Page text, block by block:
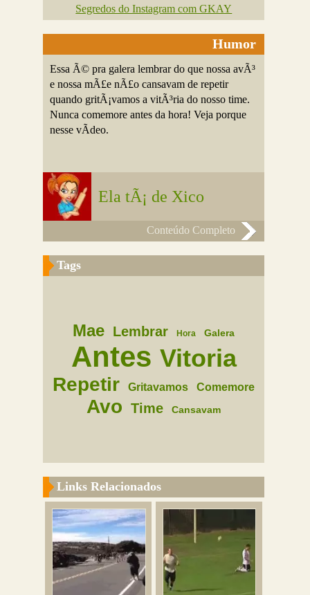
Segredos do Instagram com GKAY
Humor
Essa Ã© pra galera lembrar do que nossa avÃ³
e nossa mÃ£e nÃ£o cansavam de repetir
quando gritÃ¡vamos a vitÃ³ria do nosso time.
Nunca comemore antes da hora! Veja porque
nesse vÃ­deo.
Ela tÃ¡ de Xico
Conteúdo Completo
Tags
Mae Lembrar Hora Galera
Antes Vitoria
Repetir Gritavamos Comemore
Avo Time Cansavam
Links Relacionados